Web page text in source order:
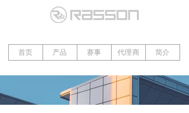
简介
代理商
赛事
产品
首页